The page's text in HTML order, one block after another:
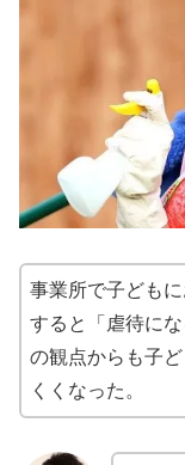
事業所で子ども
すると「虐待にな
の観点からも子
くくなった。